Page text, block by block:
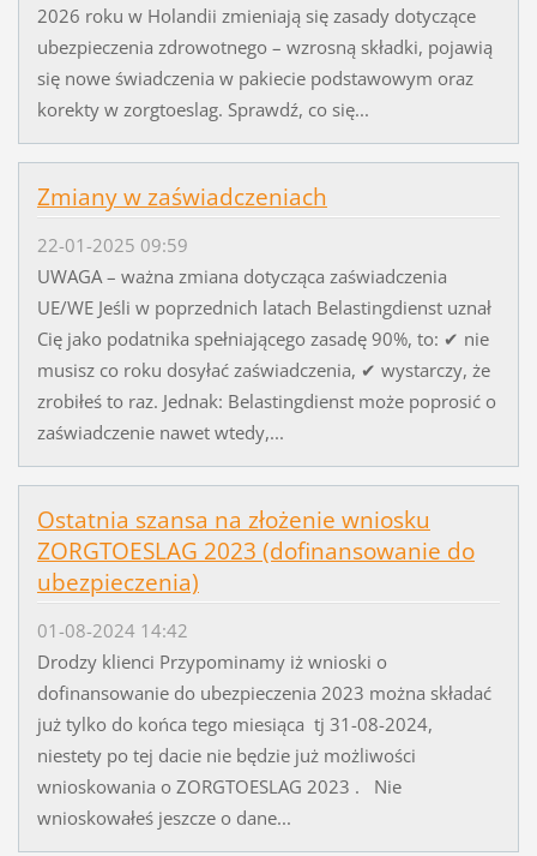
2026 roku w Holandii zmieniają się zasady dotyczące
ubezpieczenia zdrowotnego – wzrosną składki, pojawią
się nowe świadczenia w pakiecie podstawowym oraz
korekty w zorgtoeslag. Sprawdź, co się...
Zmiany w zaświadczeniach
22-01-2025 09:59
UWAGA – ważna zmiana dotycząca zaświadczenia
UE/WE Jeśli w poprzednich latach Belastingdienst uznał
Cię jako podatnika spełniającego zasadę 90%, to: ✔ nie
musisz co roku dosyłać zaświadczenia, ✔ wystarczy, że
zrobiłeś to raz. Jednak: Belastingdienst może poprosić o
zaświadczenie nawet wtedy,...
Ostatnia szansa na złożenie wniosku
ZORGTOESLAG 2023 (dofinansowanie do
ubezpieczenia)
01-08-2024 14:42
Drodzy klienci Przypominamy iż wnioski o
dofinansowanie do ubezpieczenia 2023 można składać
już tylko do końca tego miesiąca tj 31-08-2024,
niestety po tej dacie nie będzie już możliwości
wnioskowania o ZORGTOESLAG 2023 . Nie
wnioskowałeś jeszcze o dane...